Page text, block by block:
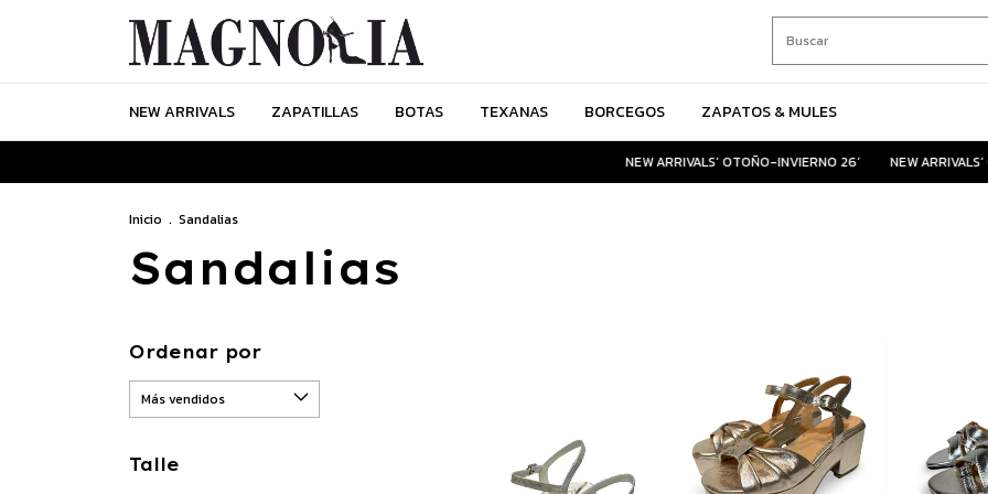
NEW ARRIVALS ZAPATILLAS BOTAS TEXANAS BORCEGOS ZAPATOS & MULES
NEW ARRIVALS´ OTOÑO-INVIERNO 26´ NEW ARRIVALS´
Inicio . Sandalias
Sandalias
Ordenar por
Talle